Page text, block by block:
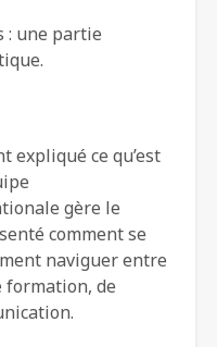
: une partie
expliqué ce qu’est
gère le
comment se
naviguer entre
de